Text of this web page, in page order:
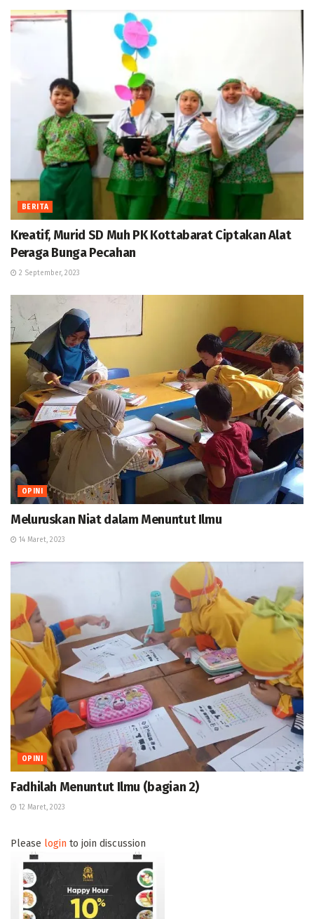
BERITA
Kreatif, Murid SD Muh PK Kottabarat Ciptakan Alat
Peraga Bunga Pecahan
2 September, 2023
OPINI
Meluruskan Niat dalam Menuntut Ilmu
14 Maret, 2023
OPINI
Fadhilah Menuntut Ilmu (bagian 2)
12 Maret, 2023
Please login to join discussion